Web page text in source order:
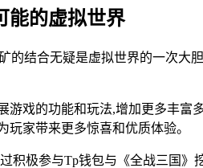
能的虚拟世界
的结合无疑是虚拟世界的一次大
游戏的功能和玩法,增加更多丰
玩家带来更多惊喜和优质体验。
积极参与Tp钱包与《全战三国